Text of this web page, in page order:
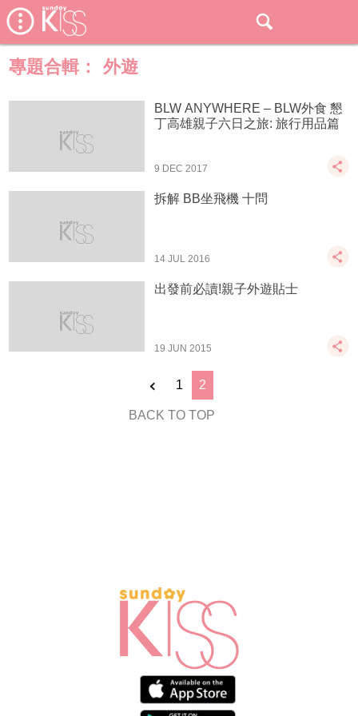
專題合輯： 外遊
BLW ANYWHERE – BLW外食 懇
丁高雄親子六日之旅: 旅行用品篇
9 DEC 2017
拆解 BB坐飛機 十問
14 JUL 2016
出發前必讀!親子外遊貼士
19 JUN 2015
1 2
BACK TO TOP